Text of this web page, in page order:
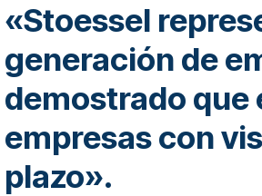
«Stoessel
generación de
demostrado que
empresas con
plazo».